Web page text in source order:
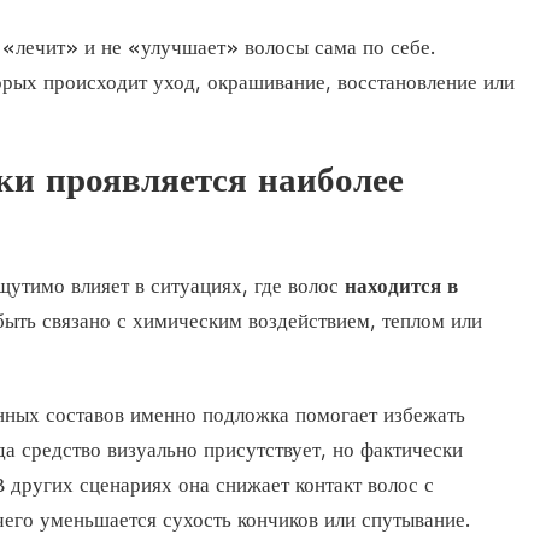
и не «улучшает» волосы сама по себе.
происходит уход, окрашивание, восстановление или
проявляется наиболее
влияет в ситуациях, где волос находится в
связано с химическим воздействием, теплом или
составов именно подложка помогает избежать
средство визуально присутствует, но фактически
сценариях она снижает контакт волос с
уменьшается сухость кончиков или спутывание.